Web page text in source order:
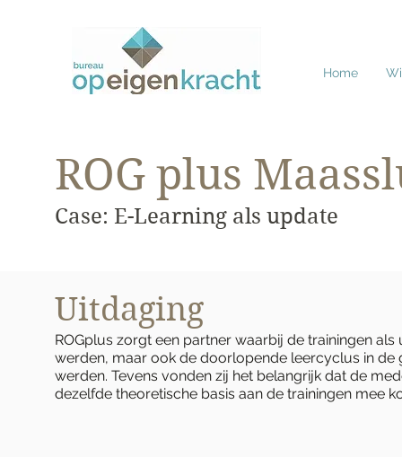
Home
ROG plus
Case: E-Learning als update
Uitdaging
ROGplus zorgt een partner waarbij de trainingen
werden, maar ook de doorlopende leercyclus in de
werden. Tevens vonden zij het belangrijk dat de
dezelfde theoretische basis aan de trainingen mee